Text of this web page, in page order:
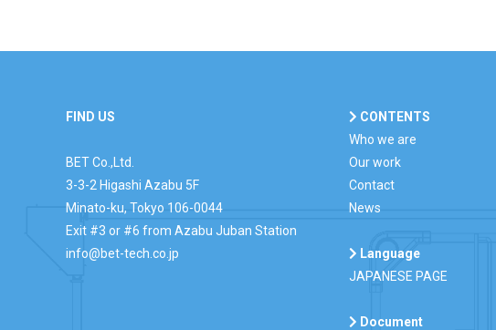
FIND US
BET Co.,Ltd.
3-3-2 Higashi Azabu 5F
Minato-ku, Tokyo 106-0044
Exit #3 or #6 from Azabu Juban Station
info@bet-tech.co.jp
CONTENTS
Who we are
Our work
Contact
News
Language
JAPANESE PAGE
Document